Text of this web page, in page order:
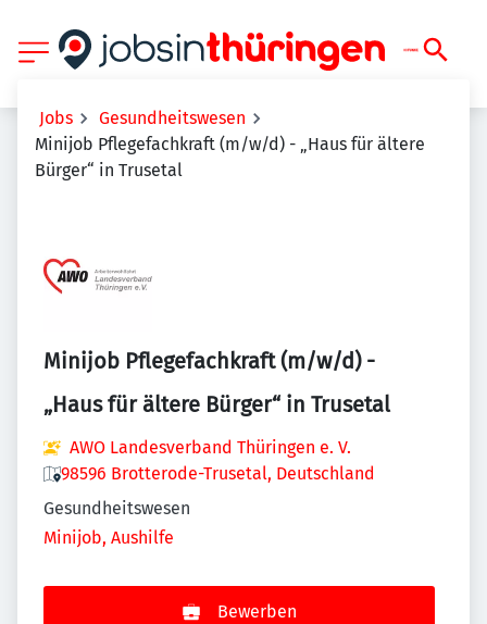
Jobs
Gesundheitswesen
Minijob Pflegefachkraft (m/w/d) - „Haus für ältere
Bürger“ in Trusetal
Minijob Pflegefachkraft (m/w/d) -
„Haus für ältere Bürger“ in Trusetal
AWO Landesverband Thüringen e. V.
98596 Brotterode-Trusetal, Deutschland
Gesundheitswesen
Minijob, Aushilfe
Bewerben